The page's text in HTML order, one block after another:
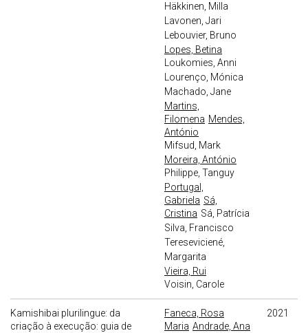
Häkkinen, Milla
Lavonen, Jari
Lebouvier, Bruno
Lopes, Betina
Loukomies, Anni
Lourenço, Mónica
Machado, Jane
Martins,
Filomena Mendes,
António
Mifsud, Mark
Moreira, António
Philippe, Tanguy
Portugal,
Gabriela Sá,
Cristina Sá, Patrícia
Silva, Francisco
Tereseviciené,
Margarita
Vieira, Rui
Voisin, Carole
Kamishibai plurilingue: da
criação à execução: guia de
Faneca, Rosa
Maria Andrade, Ana
2021